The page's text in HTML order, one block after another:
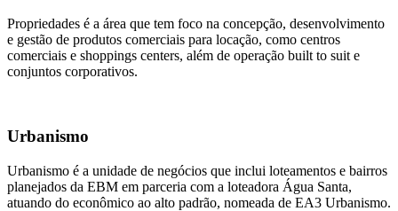
Propriedades é a área que tem foco na concepção, desenvolvimento
e gestão de produtos comerciais para locação, como centros
comerciais e shoppings centers, além de operação built to suit e
conjuntos corporativos.
Urbanismo
Urbanismo é a unidade de negócios que inclui loteamentos e bairros
planejados da EBM em parceria com a loteadora Água Santa,
atuando do econômico ao alto padrão, nomeada de EA3 Urbanismo.